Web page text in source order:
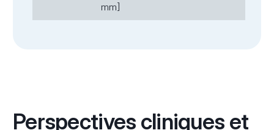
mm]
Perspectives cliniques et